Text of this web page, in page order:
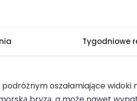
Tygodniowe
oszałamiające widoki